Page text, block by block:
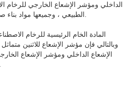
الداخلي ومؤشر الإشعاع الخارجي للرخام
المادة الخام الرئيسية للرخام
وبالتالي فإن مؤشر الإشعاع للاثنين
الإشعاع الداخلي ومؤشر الإشعاع